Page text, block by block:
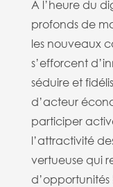
A l’heure du
profonds de
les nouveaux
s’efforcent
séduire et
d’acteur
participer
l’attractivité
vertueuse qui